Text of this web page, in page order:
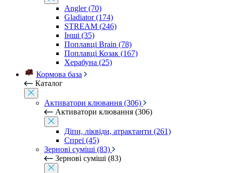
Angler (70)
Gladiator (174)
STREAM (246)
Інші (35)
Поплавці Brain (78)
Поплавці Козак (167)
Херабуна (25)
Кормова база
Каталог
Активатори клювання (306)
Активатори клювання (306)
Діпи, ліквіди, атрактанти (261)
Спреї (45)
Зернові суміші (83)
Зернові суміші (83)